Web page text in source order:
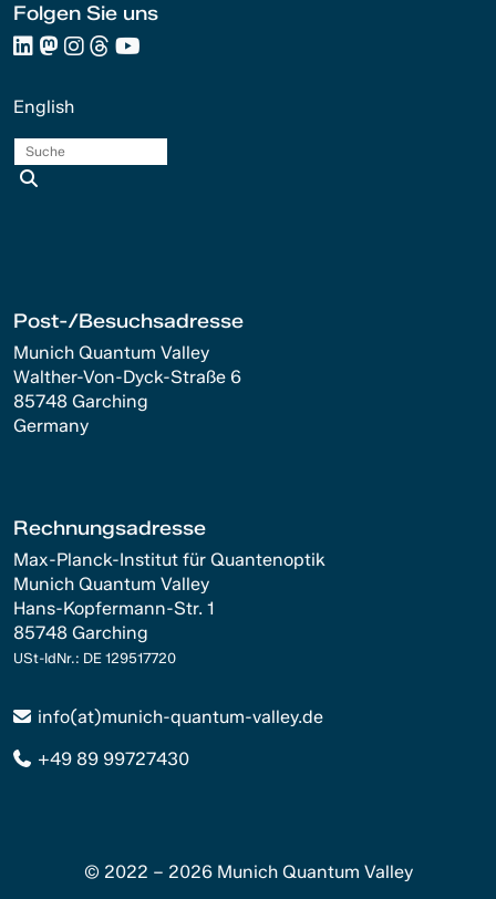
Folgen Sie uns
English
Post-/Besuchsadresse
Munich Quantum Valley
Walther-Von-Dyck-Straße 6
85748 Garching
Germany
Rechnungsadresse
Max-Planck-Institut für Quantenoptik
Munich Quantum Valley
Hans-Kopfermann-Str. 1
85748 Garching
USt-IdNr.: DE 129517720
info(at)munich-quantum-valley.de
+49 89 99727430
© 2022 – 2026 Munich Quantum Valley